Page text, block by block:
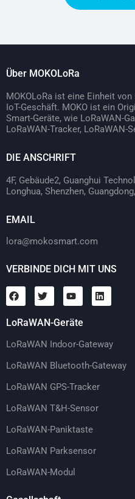
Über MOKOLoRa
MOKOLoRa ist eine Einheit von
IoT-Geschäft. MOKO ist ein
Smart-Geräte, wie LoRaWAN-
LoRaWAN-Tracker, LoRaWAN-
DIE ANSCHRIFT
4F, Gebäude2, Guanghui
Longhua, Shenzhen,
EMAIL
lora@mokosmart.com
VERBINDE DICH MIT UNS
LoRaWAN-Geräte
LoRaWAN Indoor-Gateway
LoRaWAN Bluetooth-Gateway
LoRaWAN GPS-Tracker
LoRaWAN T&H-Sensor
LoRaWAN-Paniktaste
LoRaWAN Parksensor
LoRaWAN-Modul